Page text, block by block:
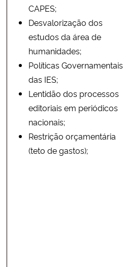
CAPES;
Desvalorização dos
estudos da área de
humanidades;
Políticas Governamentais
das IES;
Lentidão dos processos
editoriais em periódicos
nacionais;
Restrição orçamentária
(teto de gastos);